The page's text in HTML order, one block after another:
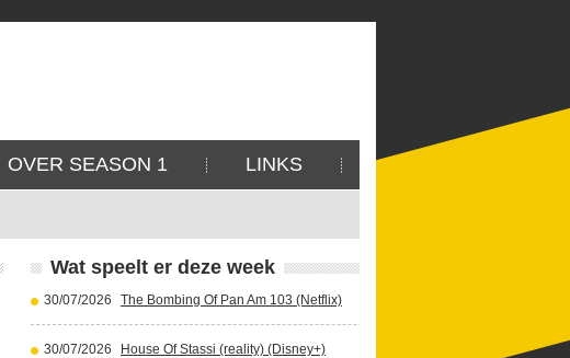
OVER SEASON 1 LINKS
Wat speelt er deze week
30/07/2026 The Bombing Of Pan Am 103 (Netflix)
30/07/2026 House Of Stassi (reality) (Disney+)